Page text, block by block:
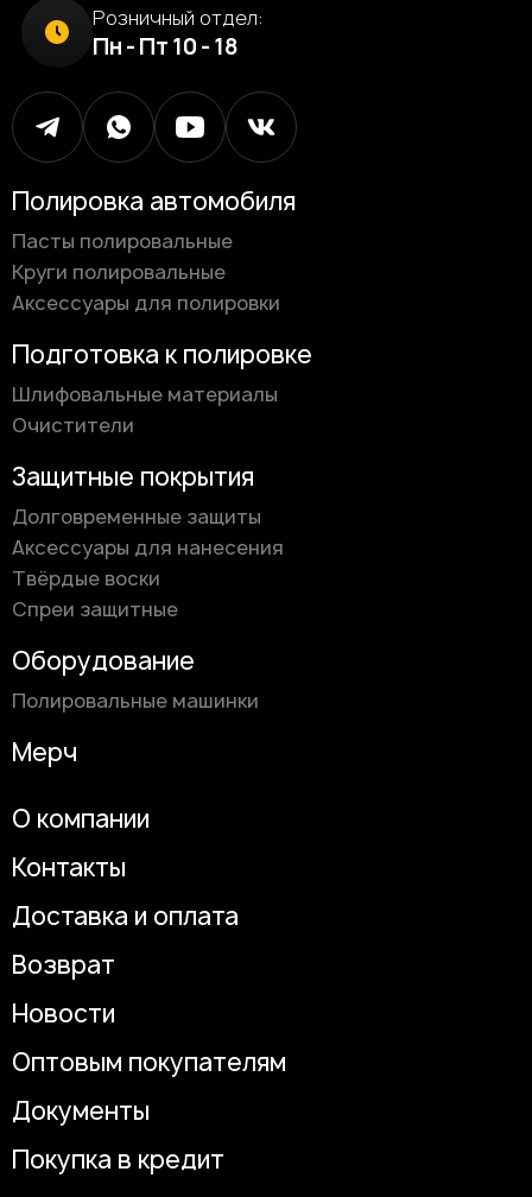
Розничный отдел:
Пн - Пт 10 - 18
Полировка автомобиля
Пасты полировальные
Круги полировальные
Аксессуары для полировки
Подготовка к полировке
Шлифовальные материалы
Очистители
Защитные покрытия
Долговременные защиты
Аксессуары для нанесения
Твёрдые воски
Спреи защитные
Оборудование
Полировальные машинки
Мерч
О компании
Контакты
Доставка и оплата
Возврат
Новости
Оптовым покупателям
Документы
Покупка в кредит